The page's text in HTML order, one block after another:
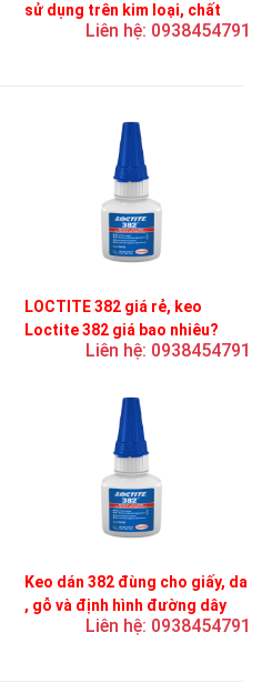
sử dụng trên kim loại, chất
đàn hồi và nhựaLiên hệ: 0938454791
LOCTITE 382 giá rẻ, keo
Loctite 382 giá bao nhiêu?
Liên hệ: 0938454791
Keo dán 382 đùng cho giấy, da
, gỗ và định hình đường dây
trên bản mạchLiên hệ: 0938454791